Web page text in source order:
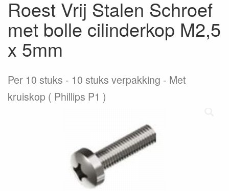
Roest Vrij Stalen Schroef
met bolle cilinderkop M2,5
x 5mm
Per 10 stuks
10 stuks verpakking - Met
kruiskop ( Phillips P1 )